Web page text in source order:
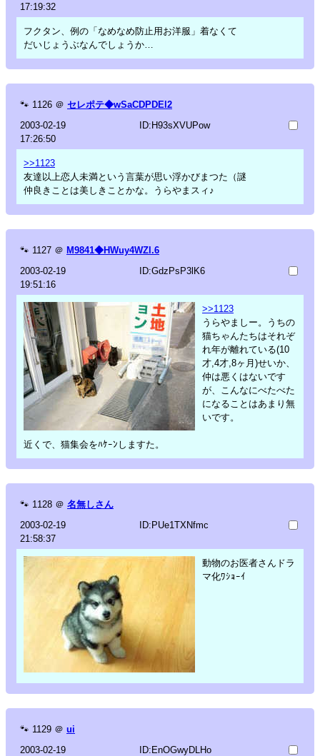
17:19:32
フクタン、例の「なめなめ防止用お洋服」着なくて
だいじょうぶなんでしょうか…
🐾 1126 ＠ セレポテ◆wSaCDPDEl2
2003-02-19
17:26:50
ID:H93sXVUPow
>>1123
友達以上恋人未満という言葉が思い浮かびまつた（謎
仲良きことは美しきことかな。うらやまスィ♪
🐾 1127 ＠ M9841◆HWuy4WZl.6
2003-02-19
19:51:16
ID:GdzPsP3lK6
>>1123
うらやましー。うちの
猫ちゃんたちはそれぞ
れ年が離れている(10
才,4才,8ヶ月)せいか、
仲は悪くはないです
が、こんなにべたべた
になることはあまり無
いです。
近くで、猫集会をﾊｹｰﾝしますた。
🐾 1128 ＠ 名無しさん
2003-02-19
21:58:37
ID:PUe1TXNfmc
動物のお医者さんドラ
マ化ﾜｼｮｰｲ
🐾 1129 ＠ ui
2003-02-19
ID:EnOGwyDLHo